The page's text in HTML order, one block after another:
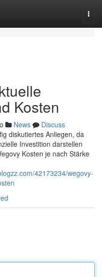
Kosten
News
Discuss
diskutiertes Anliegen, da
Investition darstellen
Kosten je nach Stärke
42173234/wegovy-